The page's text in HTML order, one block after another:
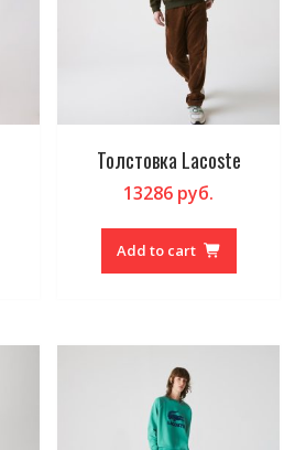
Толстовка Lacoste
13286 руб.
Add to cart